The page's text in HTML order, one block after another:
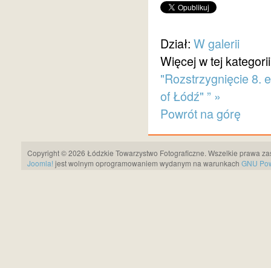
Dział: W galerii
Więcej w tej
"Rozstrzygnięcie 8.
of Łódź" ” »
Powrót na górę
Copyright © 2026 Łódzkie Towarzystwo Fotograficzne. Wszelkie prawa
Joomla! jest wolnym oprogramowaniem wydanym na warunkach GNU